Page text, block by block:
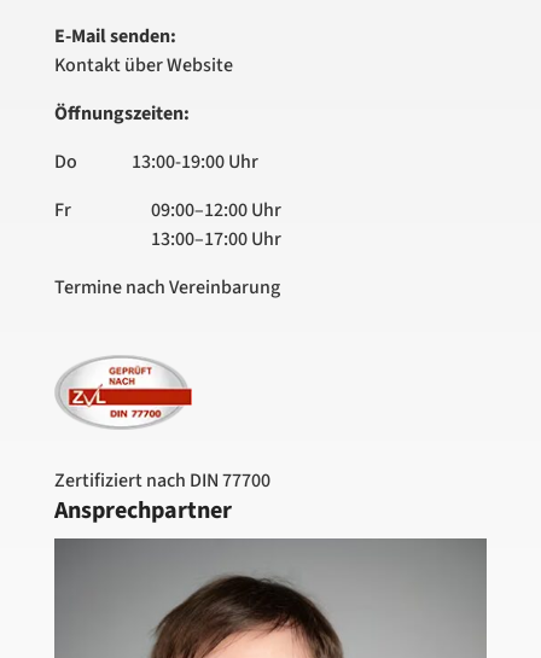
E-Mail senden:
Kontakt über Website
Öffnungszeiten:
Do 13:00-19:00 Uhr
Fr
09:00–12:00 Uhr
13:00–17:00 Uhr
Termine nach Vereinbarung
Zertifiziert nach DIN 77700
Ansprechpartner